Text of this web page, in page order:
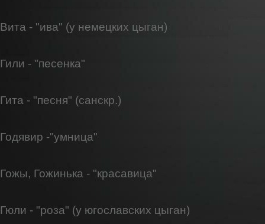
Вита - "ива" (у немецких цыган)
Гили - "песенка"
Гита - "песня" (санскр.)
Годявир -"умница"
Гожы, Гожинька - "красавица"
Гюли - "роза" (у югославских цыган)